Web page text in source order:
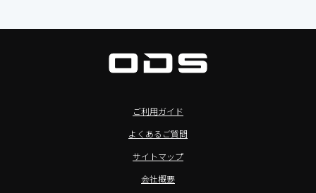
デジタルホワイトボード／電子黒板
BIAMP ／ Apart Audio（バイアンプ）
SpeakerCraft（スピーカークラフト）
>NFCタブレット
>Windowsタブレット
オーディーエスが選ばれる理由
Windows IoT Enterprise LTSC
TA2C-DR9シリーズ_オリジナル機能
ご利用ガイド
よくあるご質問
サイトマップ
会社概要